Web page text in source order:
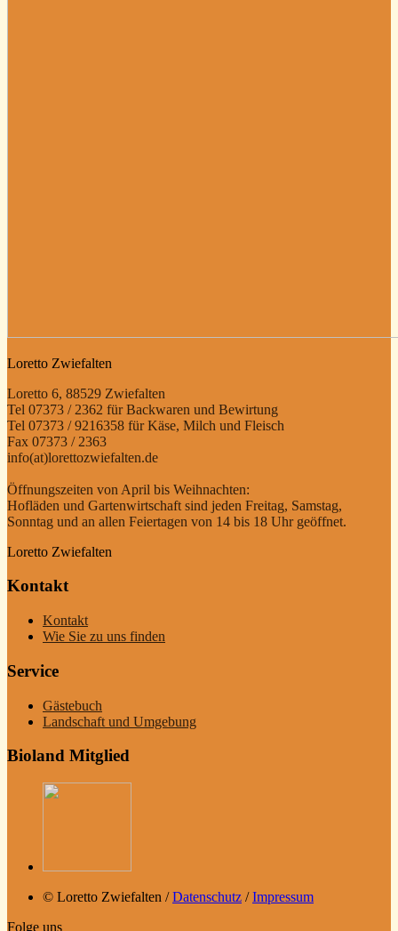
Loretto Zwiefalten
Loretto 6, 88529 Zwiefalten
Tel 07373 / 2362 für Backwaren und Bewirtung
Tel 07373 / 9216358 für Käse, Milch und Fleisch
Fax 07373 / 2363
info(at)lorettozwiefalten.de
Öffnungszeiten von April bis Weihnachten:
Hofläden und Gartenwirtschaft sind jeden Freitag, Samstag,
Sonntag und an allen Feiertagen von 14 bis 18 Uhr geöffnet.
Loretto Zwiefalten
Kontakt
Kontakt
Wie Sie zu uns finden
Service
Gästebuch
Landschaft und Umgebung
Bioland Mitglied
© Loretto Zwiefalten /Datenschutz /Impressum
Folge uns